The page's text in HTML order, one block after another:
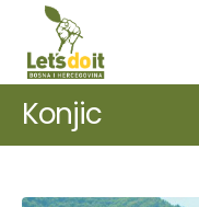
Konjic